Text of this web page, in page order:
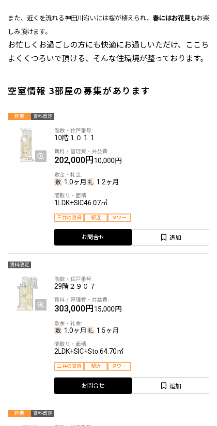
また、近くを流れる神田川沿いには桜が植えられ、 春にはお花見もお楽
しみ頂けます。
お忙しくお過ごしの方にも快適にお過しいただけ、ここち
よくくつろいで頂ける、そんな住環境が整っております。
空室情報 3部屋の募集があります
新着 賃料改定
10階 １０１１
202,000円10,000円
1.0ヶ月 1.2ヶ月
1LDK+SIC46.07㎡
三井の賃貸 駅近 タワー
お問合せ 追加
賃料改定
29階２９０７
303,000円15,000円
1.0ヶ月 1.5ヶ月
2LDK+SIC+Sto. 64.70㎡
三井の賃貸 駅近 タワー
お問合せ 追加
新着 賃料改定